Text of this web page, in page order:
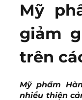
Mỹ
giảm
trên
Mỹ phẩm
nhiều thiện